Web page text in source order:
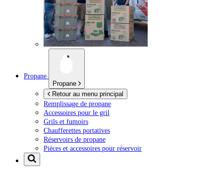
Propane
Propane
Retour au menu principal
Remplissage de propane
Accessoires pour le gril
Grils et fumoirs
Chaufferettes portatives
Réservoirs de propane
Pièces et accessoires pour réservoir